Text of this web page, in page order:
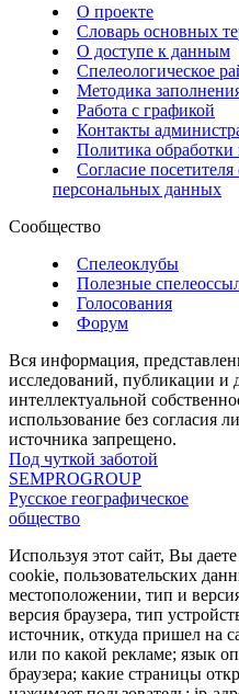
О проекте
Словарь основных
О доступе к данным
Спелеологическое
Методика
Работа с графикой
Контакты
Политика
Согласие
персональных данных
Сообщество
Спелеоклубы
Полезные
Голосования
Форум
Вся информация,
исследований, публикации и
интеллектуальной
использование без согласия
источника запрещено.
Под чуткой заботой
SEMPROGROUP
Русское географическое
общество
Используя этот сайт, Вы
cookie, пользовательских
местоположении, тип и
версия браузера, тип
источник, откуда пришел на
или по какой рекламе; язык
браузера; какие страницы